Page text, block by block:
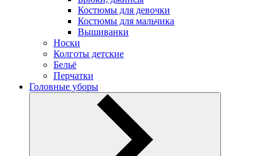
Костюмы для девочки
Костюмы для мальчика
Вышиванки
Носки
Колготы детские
Бельё
Перчатки
Головные уборы